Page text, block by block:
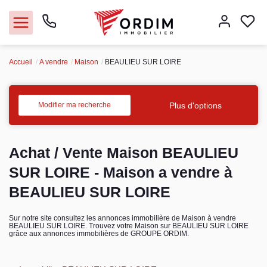
Acheter
Vendre
Immobilier pro
Faire gérer
Syndic
Accueil A vendre Maison BEAULIEU SUR LOIRE
Modifier ma recherche Plus d'options
Achat / Vente Maison BEAULIEU
SUR LOIRE - Maison a vendre à
BEAULIEU SUR LOIRE
Sur notre site consultez les annonces immobilière de Maison à vendre
BEAULIEU SUR LOIRE. Trouvez votre Maison sur BEAULIEU SUR LOIRE
grâce aux annonces immobilières de GROUPE ORDIM.